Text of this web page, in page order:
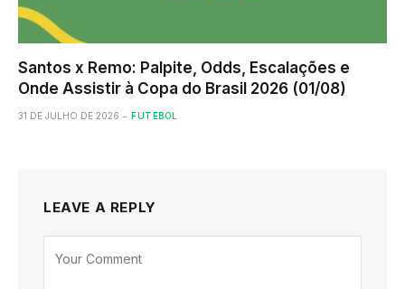
Santos x Remo: Palpite, Odds, Escalações e
Onde Assistir à Copa do Brasil 2026 (01/08)
31 DE JULHO DE 2026 FUTEBOL
LEAVE A REPLY